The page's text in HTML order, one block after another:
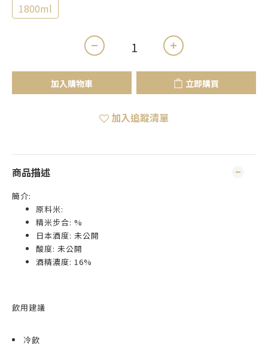
1800ml
加入購物車 立即購買
加入追蹤清單
商品描述
簡介:
原料米:
精米步合: %
日本酒度: 未公開
酸度: 未公開
酒精濃度: 16%
飲用建議
冷飲